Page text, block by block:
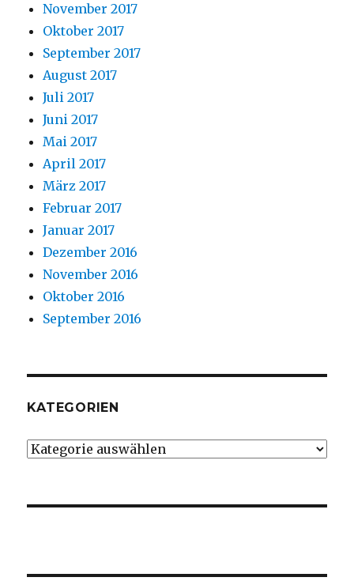
November 2017
Oktober 2017
September 2017
August 2017
Juli 2017
Juni 2017
Mai 2017
April 2017
März 2017
Februar 2017
Januar 2017
Dezember 2016
November 2016
Oktober 2016
September 2016
KATEGORIEN
Kategorien